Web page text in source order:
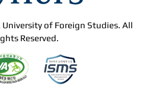
of Foreign Studies. All
Reserved.